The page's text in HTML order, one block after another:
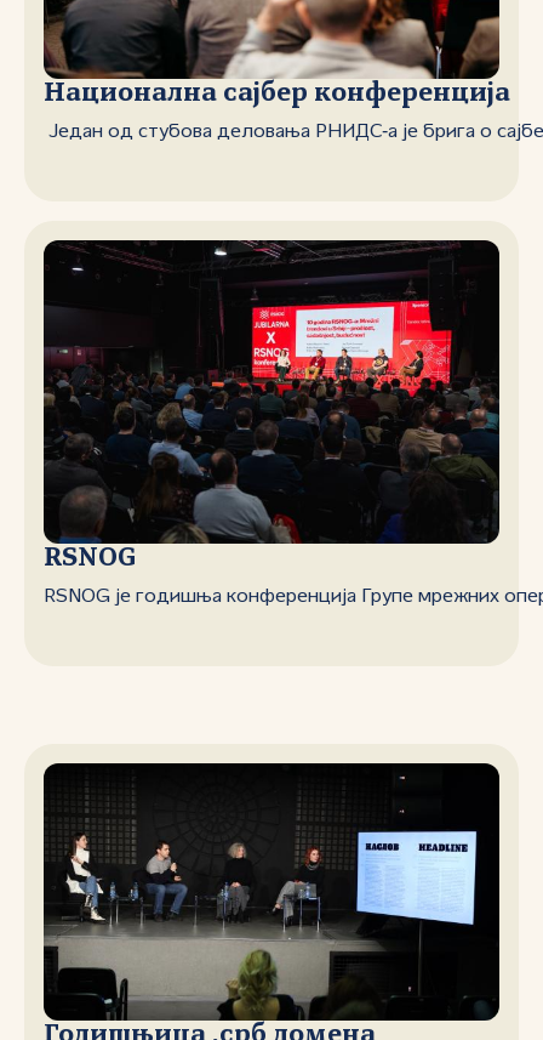
Национална сајбер конференција
Један од стубова деловања РНИДС‑а је брига о
RSNOG
RSNОG је годишња конференција Групе мрежних